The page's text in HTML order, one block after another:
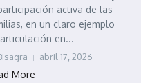
activa de las
en un claro ejemplo
en...
abril 17, 2026
More